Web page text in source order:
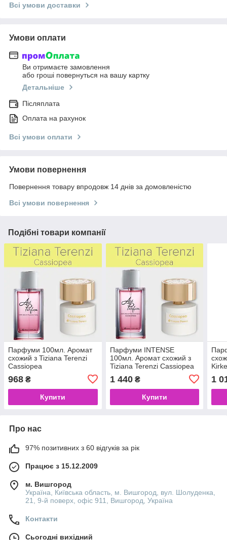
Всі умови доставки
Умови оплати
Ви отримаєте замовлення
або гроші повернуться на вашу картку
Детальніше
Післяплата
Оплата на рахунок
Всі умови оплати
Умови повернення
Повернення товару впродовж 14 днів за домовленістю
Всі умови повернення
Подібні товари компанії
Парфуми 100мл. Аромат
схожий з Tiziana Terenzi
Cassiopea
968 ₴
Купити
Парфуми INTENSE
100мл. Аромат схожий з
Tiziana Terenzi Cassiopea
1 440₴
Купити
1
Про нас
97% позитивних з 60 відгуків за рік
Працює з 15.12.2009
м. Вишгород
Україна, Київська область, м. Вишгород, вул. Шолуденка,
21, 9-й поверх, офіс 911, Вишгород, Україна
Контакти
Сьогодні вихідний